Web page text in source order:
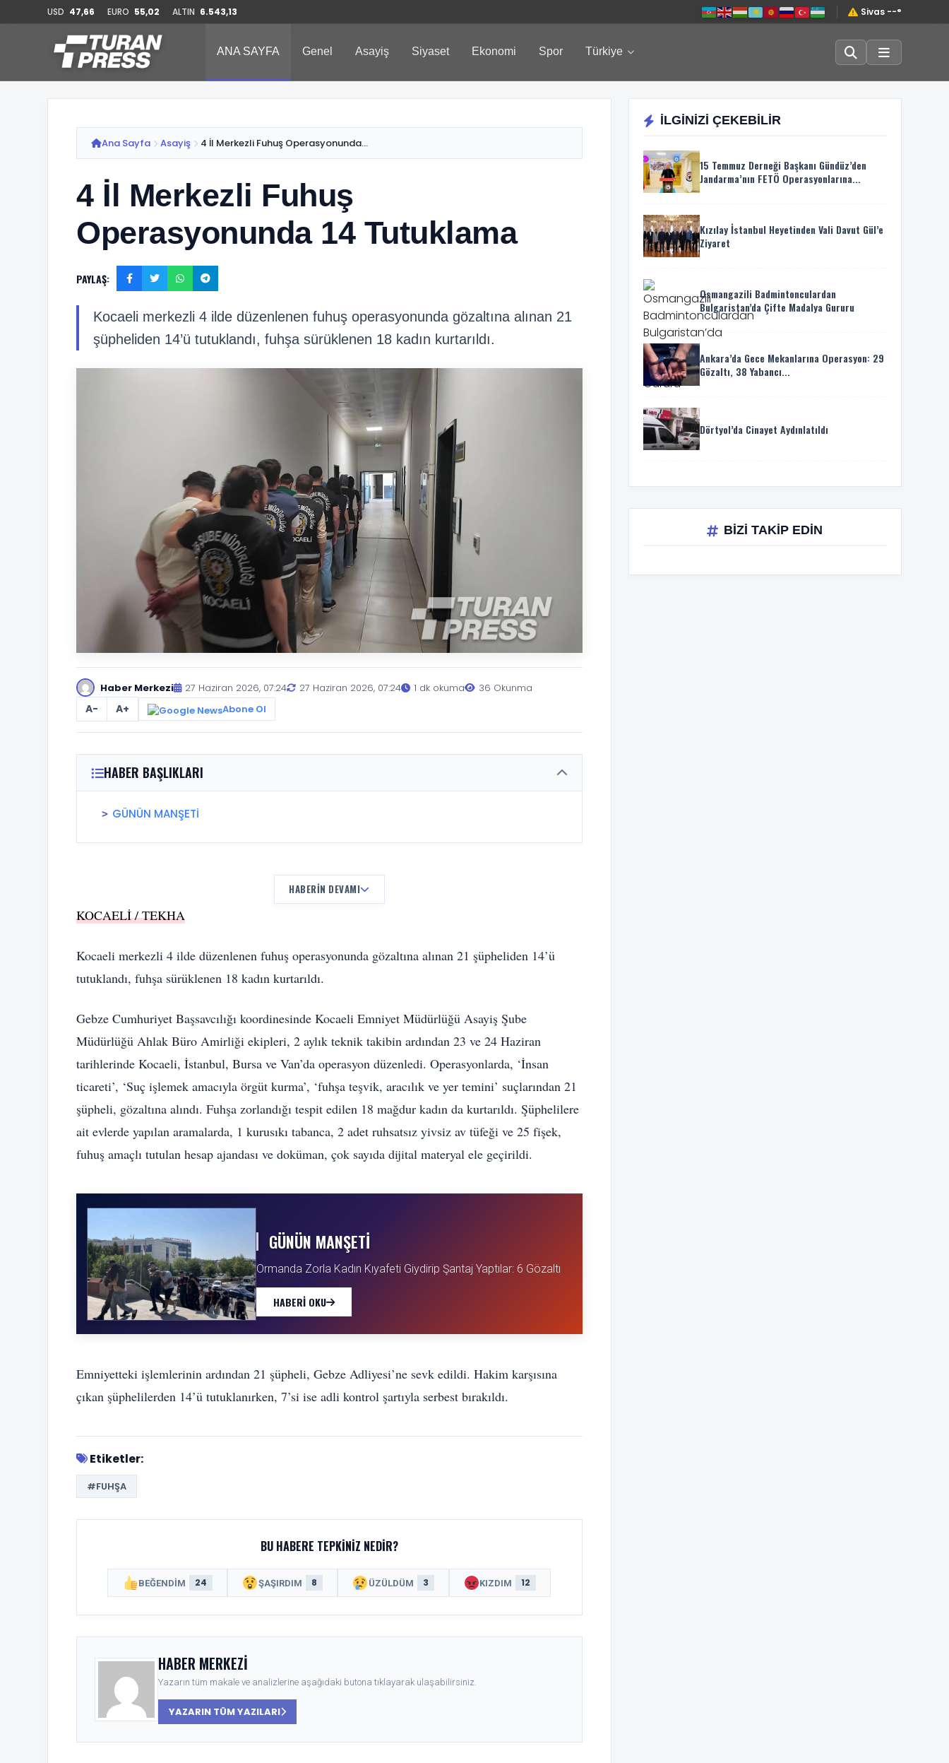
USD 47,66 EURO 55,02 ALTIN 6.543,13 Sivas --°
ANA SAYFA Genel Asayiş Siyaset Ekonomi Spor Türkiye
Ana Sayfa Asayiş 4 İl Merkezli Fuhuş Operasyonunda...
4 İl Merkezli Fuhuş
Operasyonunda 14 Tutuklama
PAYLAŞ:
Kocaeli merkezli 4 ilde düzenlenen fuhuş operasyonunda gözaltına alınan 21
şüpheliden 14’ü tutuklandı, fuhşa sürüklenen 18 kadın kurtarıldı.
Haber Merkezi 27 Haziran 2026, 07:24 27 Haziran 2026, 07:24 1 dk okuma 36 Okunma
A- A+ Abone Ol
HABER BAŞLIKLARI
GÜNÜN MANŞETİ
HABERIN DEVAMI
KOCAELİ / TEKHA
Kocaeli merkezli 4 ilde düzenlenen fuhuş operasyonunda gözaltına alınan 21 şüpheliden 14’ü
tutuklandı, fuhşa sürüklenen 18 kadın kurtarıldı.
Gebze Cumhuriyet Başsavcılığı koordinesinde Kocaeli Emniyet Müdürlüğü Asayiş Şube
Müdürlüğü Ahlak Büro Amirliği ekipleri, 2 aylık teknik takibin ardından 23 ve 24 Haziran
tarihlerinde Kocaeli, İstanbul, Bursa ve Van’da operasyon düzenledi. Operasyonlarda, ‘İnsan
ticareti’, ‘Suç işlemek amacıyla örgüt kurma’, ‘fuhşa teşvik, aracılık ve yer temini’ suçlarından 21
şüpheli, gözaltına alındı. Fuhşa zorlandığı tespit edilen 18 mağdur kadın da kurtarıldı. Şüphelilere
ait evlerde yapılan aramalarda, 1 kurusıkı tabanca, 2 adet ruhsatsız yivsiz av tüfeği ve 25 fişek,
fuhuş amaçlı tutulan hesap ajandası ve doküman, çok sayıda dijital materyal ele geçirildi.
GÜNÜN MANŞETI
Ormanda Zorla Kadın Kıyafeti Giydirip Şantaj Yaptılar: 6 Gözaltı
HABERI OKU
Emniyetteki işlemlerinin ardından 21 şüpheli, Gebze Adliyesi’ne sevk edildi. Hakim karşısına
çıkan şüphelilerden 14’ü tutuklanırken, 7’si ise adli kontrol şartıyla serbest bırakıldı.
Etiketler:
#FUHŞA
BU HABERE TEPKINIZ NEDIR?
BEĞENDIM 24 ŞAŞIRDIM 8 ÜZÜLDÜM 3 KIZDIM 12
HABER MERKEZI
Yazarın tüm makale ve analizlerine aşağıdaki butona tıklayarak ulaşabilirsiniz.
YAZARIN TÜM YAZILARI
İLGİNİZİ ÇEKEBİLİR
15 Temmuz Derneği Başkanı Gündüz’den
Jandarma’nın FETÖ Operasyonlarına...
Kızılay İstanbul Heyetinden Vali Davut Gül’e
Ziyaret
Osmangazili Badmintonculardan
Bulgaristan’da Çifte Madalya Gururu
Ankara’da Gece Mekanlarına Operasyon: 29
Gözaltı, 38 Yabancı...
Dörtyol’da Cinayet Aydınlatıldı
BİZİ TAKİP EDİN